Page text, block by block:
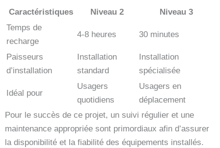
Caractéristiques Niveau 2
Niveau 3
Temps de
recharge
4-8 heures 30 minutes
Paisseurs
d’installation
Installation
standard
Installation
spécialisée
Idéal pour
Usagers
quotidiens
Usagers en
déplacement
Pour le succès de ce projet, un suivi régulier et une
maintenance appropriée sont primordiaux afin d’assurer
la disponibilité et la fiabilité des équipements installés.